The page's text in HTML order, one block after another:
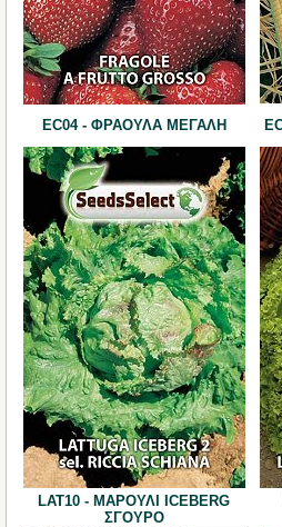
EC04 - ΦΡΑΟΥΛΑ ΜΕΓΑΛΗ
LAT10 - ΜΑΡΟΥΛΙ ICEBERG
ΣΓΟΥΡΟ